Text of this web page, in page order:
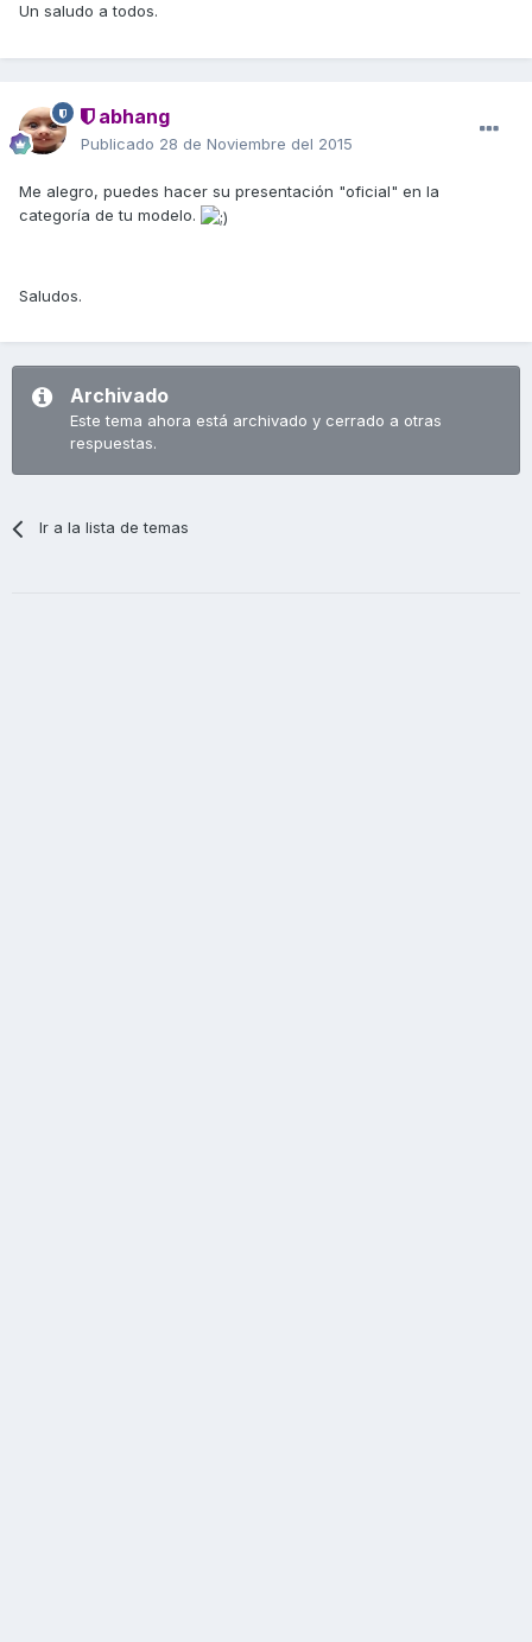
Un saludo a todos.
abhang
Publicado 28 de Noviembre del 2015
Me alegro, puedes hacer su presentación "oficial" en la
categoría de tu modelo.
Saludos.
Archivado
Este tema ahora está archivado y cerrado a otras
respuestas.
Ir a la lista de temas